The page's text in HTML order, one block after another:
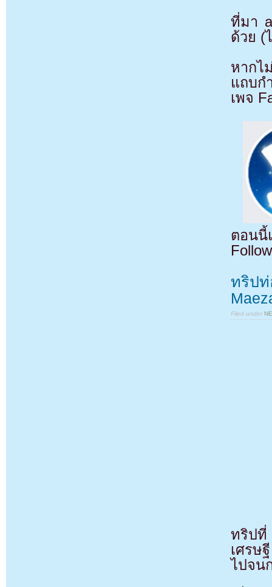
ที่มา
ด้วย (
หากไ
แถบก
เพจ
ตอนนี้
ทริปท่
Filed under
ทริปที่
เศรษ
ไปจน